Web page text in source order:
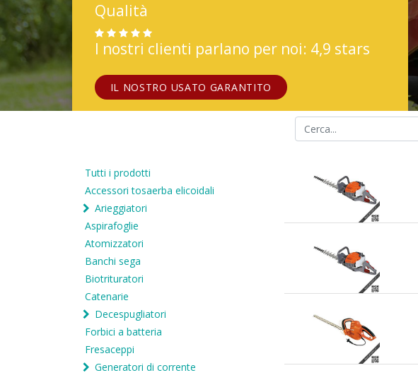
Qualità
I nostri clienti parlano per noi: 4,9 stars
IL NOSTRO USATO GARANTITO
Tutti i prodotti
Accessori tosaerba elicoidali
Arieggiatori
Aspirafoglie
Atomizzatori
Banchi sega
Biotrituratori
Catenarie
Decespugliatori
Forbici a batteria
Fresaceppi
Generatori di corrente